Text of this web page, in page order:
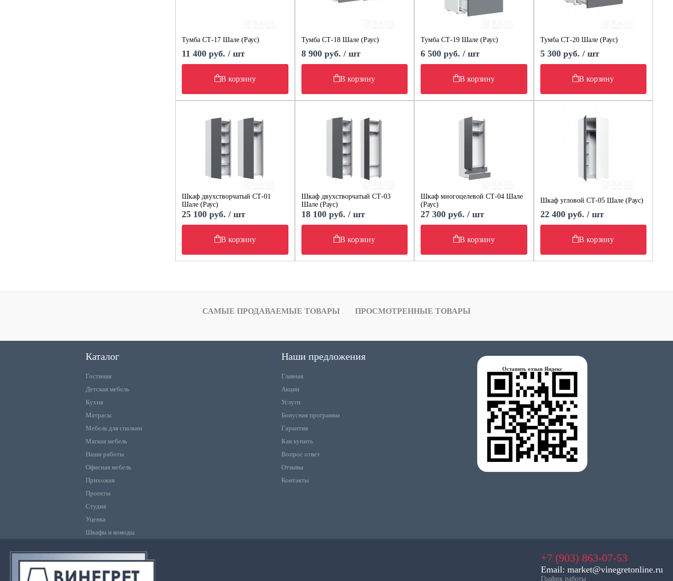
Тумба СТ-17 Шале (Раус)
11 400 руб. / шт
В корзину
Тумба СТ-18 Шале (Раус)
8 900 руб. / шт
В корзину
Тумба СТ-19 Шале (Раус)
6 500 руб. / шт
В корзину
Тумба СТ-20 Шале (Раус)
5 300 руб. / шт
В корзину
Шкаф двухстворчатый СТ-01
Шале (Раус)
25 100 руб. / шт
В корзину
Шкаф двухстворчатый СТ-03
Шале (Раус)
18 100 руб. / шт
В корзину
Шкаф многоцелевой СТ-04 Шале
(Раус)
27 300 руб. / шт
В корзину
Шкаф угловой СТ-05 Шале (Раус)
22 400 руб. / шт
В корзину
САМЫЕ ПРОДАВАЕМЫЕ ТОВАРЫ ПРОСМОТРЕННЫЕ ТОВАРЫ
Каталог
Гостиная
Детская мебель
Кухня
Матрасы
Мебель для спальни
Мягкая мебель
Наши работы
Офисная мебель
Прихожая
Проекты
Студия
Уценка
Шкафы и комоды
Наши предложения
Главная
Акции
Услуги
Бонусная программа
Гарантия
Как купить
Вопрос ответ
Отзывы
Контакты
Оставить отзыв Яндекс
+7 (903) 863-07-53
Email: market@vinegretonline.ru
График работы